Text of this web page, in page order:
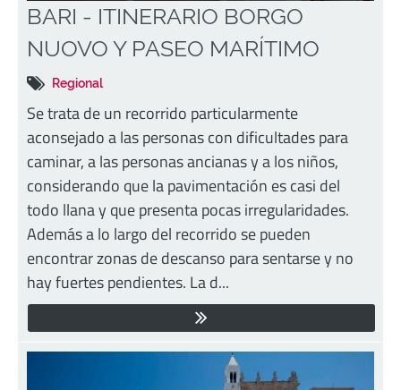
BARI - ITINERARIO BORGO
NUOVO Y PASEO MARÍTIMO
Regional
Se trata de un recorrido particularmente
aconsejado a las personas con dificultades para
caminar, a las personas ancianas y a los niños,
considerando que la pavimentación es casi del
todo llana y que presenta pocas irregularidades.
Además a lo largo del recorrido se pueden
encontrar zonas de descanso para sentarse y no
hay fuertes pendientes. La d...